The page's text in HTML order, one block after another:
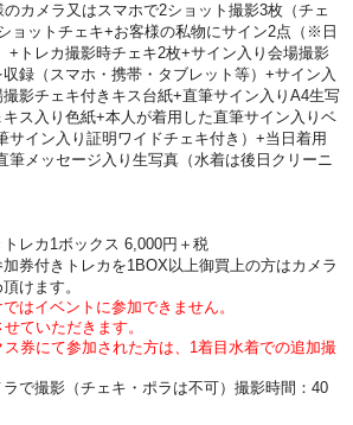
カメラ又はスマホで2ショット撮影3枚（チェ
ョットチェキ+お客様の私物にサイン2点（※日
+トレカ撮影時チェキ2枚+サイン入り会場撮影
録（スマホ・携帯・タブレット等）+サイン入
影チェキ付きキス台紙+直筆サイン入りA4生写
ス入り色紙+本人が着用した直筆サイン入りベ
サイン入り証明ワイドチェキ付き）+当日着用
筆メッセージ入り生写真（水着は後日クリーニ
トレカ1ボックス 6,000円＋税
加券付きトレカを1BOX以上御買上の方はカメラ
けます。
はイベントに参加できません。
ていただきます。
券にて参加された方は、1着目水着での追加撮
ラで撮影（チェキ・ポラは不可）撮影時間：40